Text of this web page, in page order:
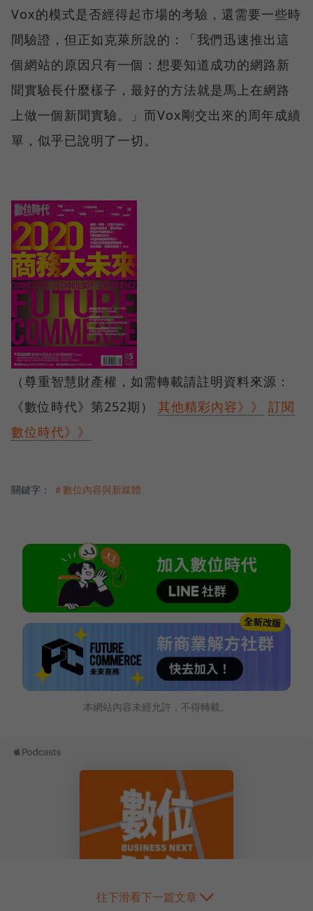
Vox的模式是否經得起市場的考驗，還需要一些時
間驗證，但正如克萊所說的：「我們迅速推出這
個網站的原因只有一個：想要知道成功的網路新
聞實驗長什麼樣子，最好的方法就是馬上在網路
上做一個新聞實驗。」而Vox剛交出來的周年成績
單，似乎已說明了一切。
（尊重智慧財產權，如需轉載請註明資料來源：
《數位時代》第252期） 其他精彩內容》》
訂閱
數位時代》》
關鍵字： ＃數位內容與新媒體
本網站內容未經允許，不得轉載。
往下滑看下一篇文章